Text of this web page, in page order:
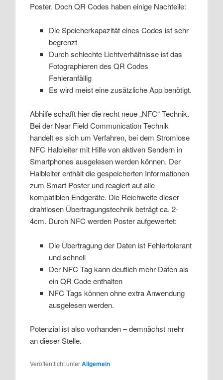
Poster. Doch QR Codes haben einige Nachteile:
Die Speicherkapazität eines Codes ist sehr
begrenzt
Durch schlechte Lichtverhältnisse ist das
Fotographieren des QR Codes
Fehleranfällig
Es wird meist eine zusätzliche App benötigt.
Abhilfe schafft hier die recht neue „NFC“ Technik.
Bei der Near Field Communication Technik
handelt es sich um Verfahren, bei dem Stromlose
NFC Halbleiter mit Hilfe von aktiven Sendern in
Smartphones ausgelesen werden können. Der
Halbleiter enthält die gespeicherten Informationen
zum Smart Poster und reagiert auf alle
kompatiblen Endgeräte. Die Reichweite dieser
drahtlosen Übertragungstechnik beträgt ca. 2-
4cm. Durch NFC werden Poster aufgewertet:
Die Übertragung der Daten ist Fehlertolerant
und schnell
Der NFC Tag kann deutlich mehr Daten als
ein QR Code enthalten
NFC Tags können ohne extra Anwendung
ausgelesen werden.
Potenzial ist also vorhanden – demnächst mehr
an dieser Stelle.
Veröffentlicht unterAllgemein